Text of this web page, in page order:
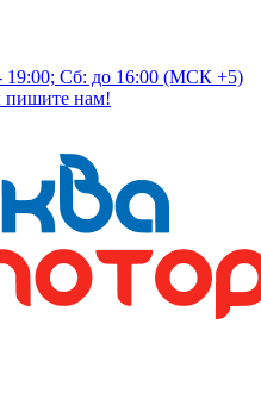
19:00; Сб: до 16:00 (МСК +5)
пишите нам!